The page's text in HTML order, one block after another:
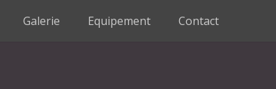
Galerie Equipement Contact